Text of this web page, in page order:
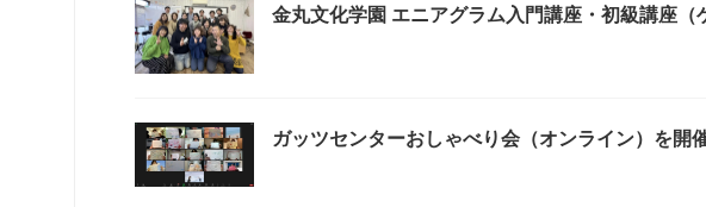
金丸文化学園 エニアグラム入門講座・初級講座（
ガッツセンターおしゃべり会（オンライン）を開